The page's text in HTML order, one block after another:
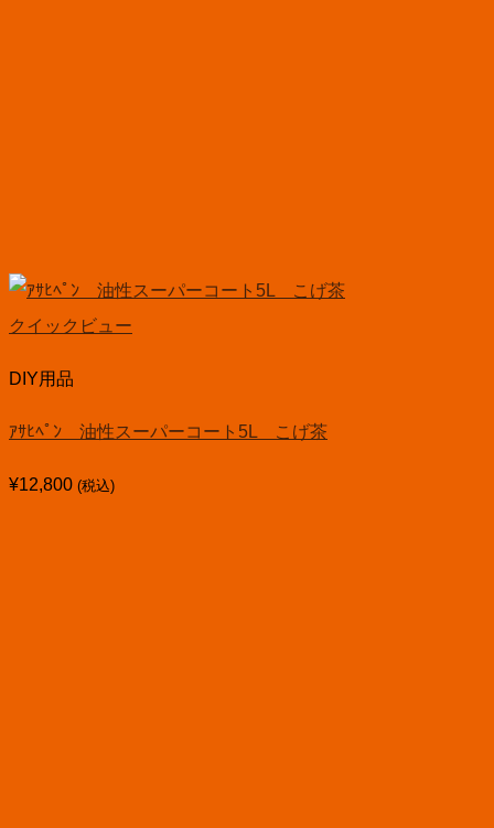
クイックビュー
DIY用品
ｱｻﾋﾍﾟﾝ 油性スーパーコート5L こげ茶
¥12,800 (税込)